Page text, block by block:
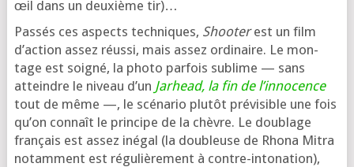
œil dans un deuxième tir)…
Passés ces aspects tech­niques, Shooterest un film
d’ac­tion assez réus­si, mais assez ordi­naire. Le mon­
tage est soi­gné, la pho­to par­fois sublime — sans
atteindre le niveau d’un Jarhead, la fin de l’in­no­cence
tout de même —, le scé­na­rio plu­tôt pré­vi­sible une fois
qu’on connaît le prin­cipe de la chèvre. Le dou­blage
fran­çais est assez inégal (la dou­bleuse de Rhona Mitra
notam­ment est régu­liè­re­ment à contre-into­na­tion),